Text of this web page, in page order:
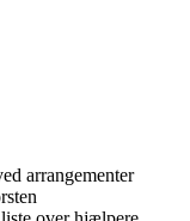
arrangementer